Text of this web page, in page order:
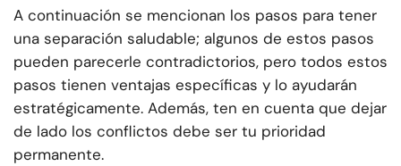
A continuación se mencionan los pasos para tener
una separación saludable; algunos de estos pasos
pueden parecerle contradictorios, pero todos estos
pasos tienen ventajas específicas y lo ayudarán
estratégicamente. Además, ten en cuenta que dejar
de lado los conflictos debe ser tu prioridad
permanente.